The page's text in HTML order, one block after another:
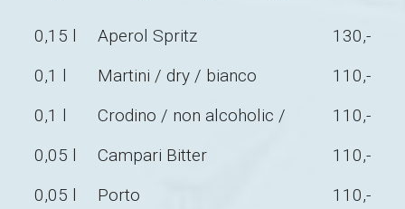
0,15 l Aperol Spritz
130,-
0,1 l
Martini / dry / bianco
110,-
0,1 l
Crodino / non alcoholic /
110,-
0,05 l
Campari Bitter
110,-
0,05 l
Porto 110,-